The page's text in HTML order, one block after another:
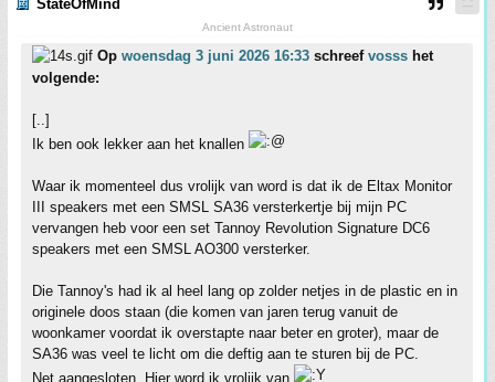
StateOfMind
Ancient Astronaut
Op woensdag 3 juni 2026 16:33 schreef vosss het
volgende:
[..]
Ik ben ook lekker aan het knallen
Waar ik momenteel dus vrolijk van word is dat ik de Eltax Monitor
III speakers met een SMSL SA36 versterkertje bij mijn PC
vervangen heb voor een set Tannoy Revolution Signature DC6
speakers met een SMSL AO300 versterker.
Die Tannoy's had ik al heel lang op zolder netjes in de plastic en in
originele doos staan (die komen van jaren terug vanuit de
woonkamer voordat ik overstapte naar beter en groter), maar de
SA36 was veel te licht om die deftig aan te sturen bij de PC.
Net aangesloten. Hier word ik vrolijk van